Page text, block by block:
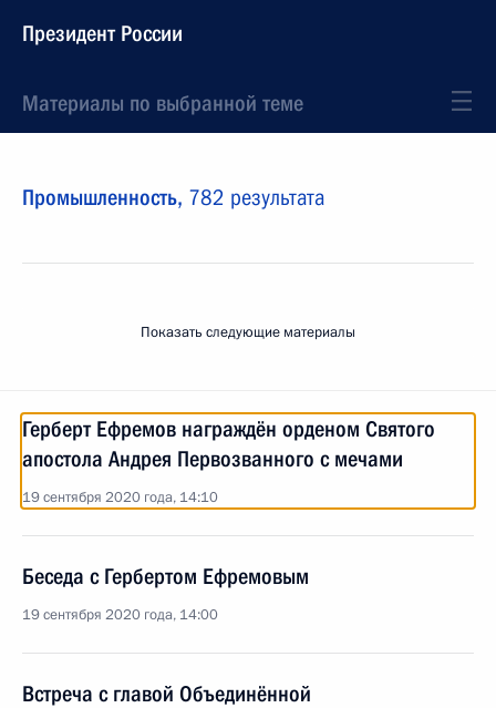
Президент России
Материалы по выбранной теме
Промышленность, 782 результата
Показать следующие материалы
Герберт Ефремов награждён орденом Святого
апостола Андрея Первозванного с мечами
19 сентября 2020 года, 14:10
Беседа с Гербертом Ефремовым
19 сентября 2020 года, 14:00
Встреча с главой Объединённой